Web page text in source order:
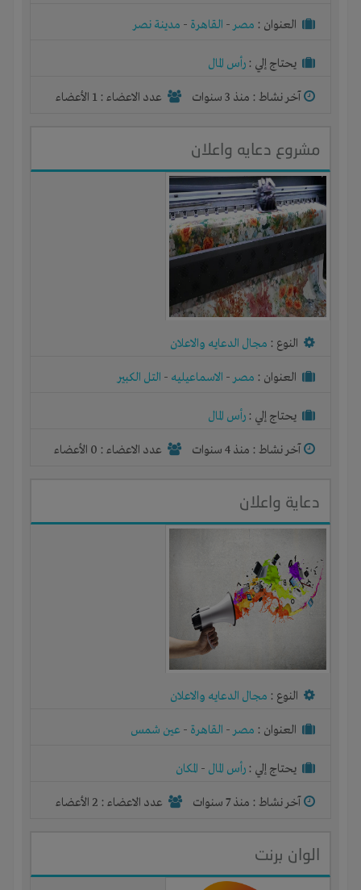
العنوان : مصر- القاهرة - مدينة نصر
يحتاج إلي : رأس المال
آخر نشاط : منذ 3 سنوات عدد الاعضاء : 1 الأعضاء
مشروع دعايه واعلان
النوع : مجال الدعايه والاعلان
العنوان : مصر- الاسماعيليه - التل الكبير
يحتاج إلي : رأس المال
آخر نشاط : منذ 4 سنوات عدد الاعضاء : 0 الأعضاء
دعاية واعلان
النوع : مجال الدعايه والاعلان
العنوان : مصر- القاهرة - عين شمس
يحتاج إلي : رأس المال - المكان
آخر نشاط : منذ 7 سنوات عدد الاعضاء : 2 الأعضاء
الوان برنت